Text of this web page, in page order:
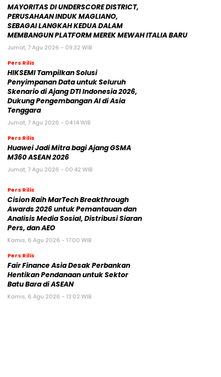
MAYORITAS DI UNDERSCORE DISTRICT,
PERUSAHAAN INDUK MAGLIANO,
SEBAGAI LANGKAH KEDUA DALAM
MEMBANGUN PLATFORM MEREK MEWAH ITALIA BARU
Jumat, 7 Agu 2026 - 09:32 WIB
Pers Rilis
HIKSEMI Tampilkan Solusi
Penyimpanan Data untuk Seluruh
Skenario di Ajang DTI Indonesia 2026,
Dukung Pengembangan AI di Asia
Tenggara
Jumat, 7 Agu 2026 - 04:14 WIB
Pers Rilis
Huawei Jadi Mitra bagi Ajang GSMA
M360 ASEAN 2026
Jumat, 7 Agu 2026 - 00:42 WIB
Pers Rilis
Cision Raih MarTech Breakthrough
Awards 2026 untuk Pemantauan dan
Analisis Media Sosial, Distribusi Siaran
Pers, dan AEO
Kamis, 6 Agu 2026 - 17:00 WIB
Pers Rilis
Fair Finance Asia Desak Perbankan
Hentikan Pendanaan untuk Sektor
Batu Bara di ASEAN
Kamis, 6 Agu 2026 - 13:02 WIB